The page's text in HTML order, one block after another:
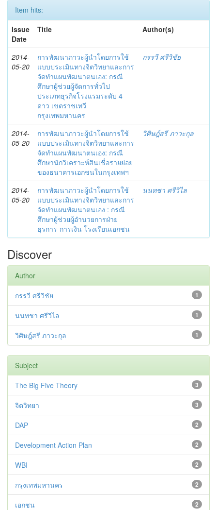
Item hits:
Issue
Date
Title Author(s)
2014-
05-20
การพัฒนาภาวะผู้นำโดยการใช้
แบบประเมินทางจิตวิทยาและการ
จัดทำแผนพัฒนาตนเอง: กรณี
ศึกษาผู้ช่วยผู้จัดการทั่วไป
ประเภทธุรกิจโรงแรมระดับ 4
ดาว เขตราชเทวี
กรุงเทพมหานคร
กรรวี ศรีวิชัย
2014-
05-20
การพัฒนาภาวะผู้นำโดยการใช้
แบบประเมินทางจิตวิทยาและการ
จัดทำแผนพัฒนาตนเอง: กรณี
ศึกษานักวิเคราะห์สินเชื่อรายย่อย
ของธนาคารเอกชนในกรุงเทพฯ
วิศิษฎ์สรี ภาวะกุล
2014-
05-20
การพัฒนาภาวะผู้นำโดยการใช้
แบบประเมินทางจิตวิทยาและการ
จัดทำแผนพัฒนาตนเอง : กรณี
ศึกษาผู้ช่วยผู้อำนวยการฝ่าย
ธุรการ-การเงิน โรงเรียนเอกชน
นนทชา ศรีวิไล
Discover
Author
1
กรรวี ศรีวิชัย
1
นนทชา ศรีวิไล
1
วิศิษฎ์สรี ภาวะกุล
Subject
3
The Big Five Theory
3
จิตวิทยา
2
DAP
2
Development Action Plan
2
WBI
2
กรุงเทพมหานคร
2
เอกชน